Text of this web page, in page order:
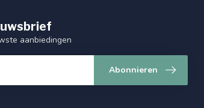
aanbiedingen
Abonnieren